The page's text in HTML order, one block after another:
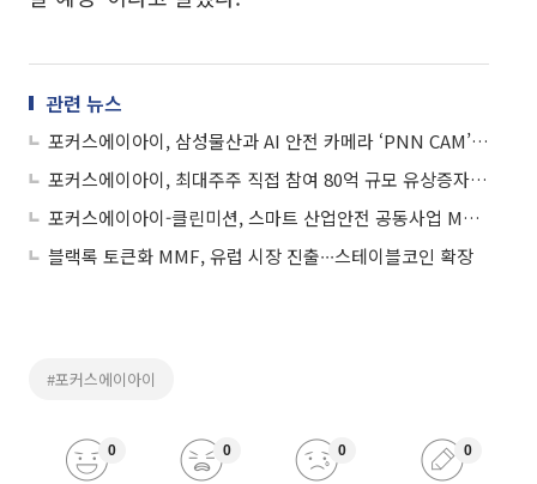
관련 뉴스
포커스에이아이, 삼성물산과 AI 안전 카메라 ‘PNN CAM’ 시연
포커스에이아이, 최대주주 직접 참여 80억 규모 유상증자 추진… “재무 안정성 강화”
포커스에이아이-클린미션, 스마트 산업안전 공동사업 MOU…50인 미만 대응 모델 구축
블랙록 토큰화 MMF, 유럽 시장 진출∙∙∙스테이블코인 확장
#포커스에이아이
0 0 0 0